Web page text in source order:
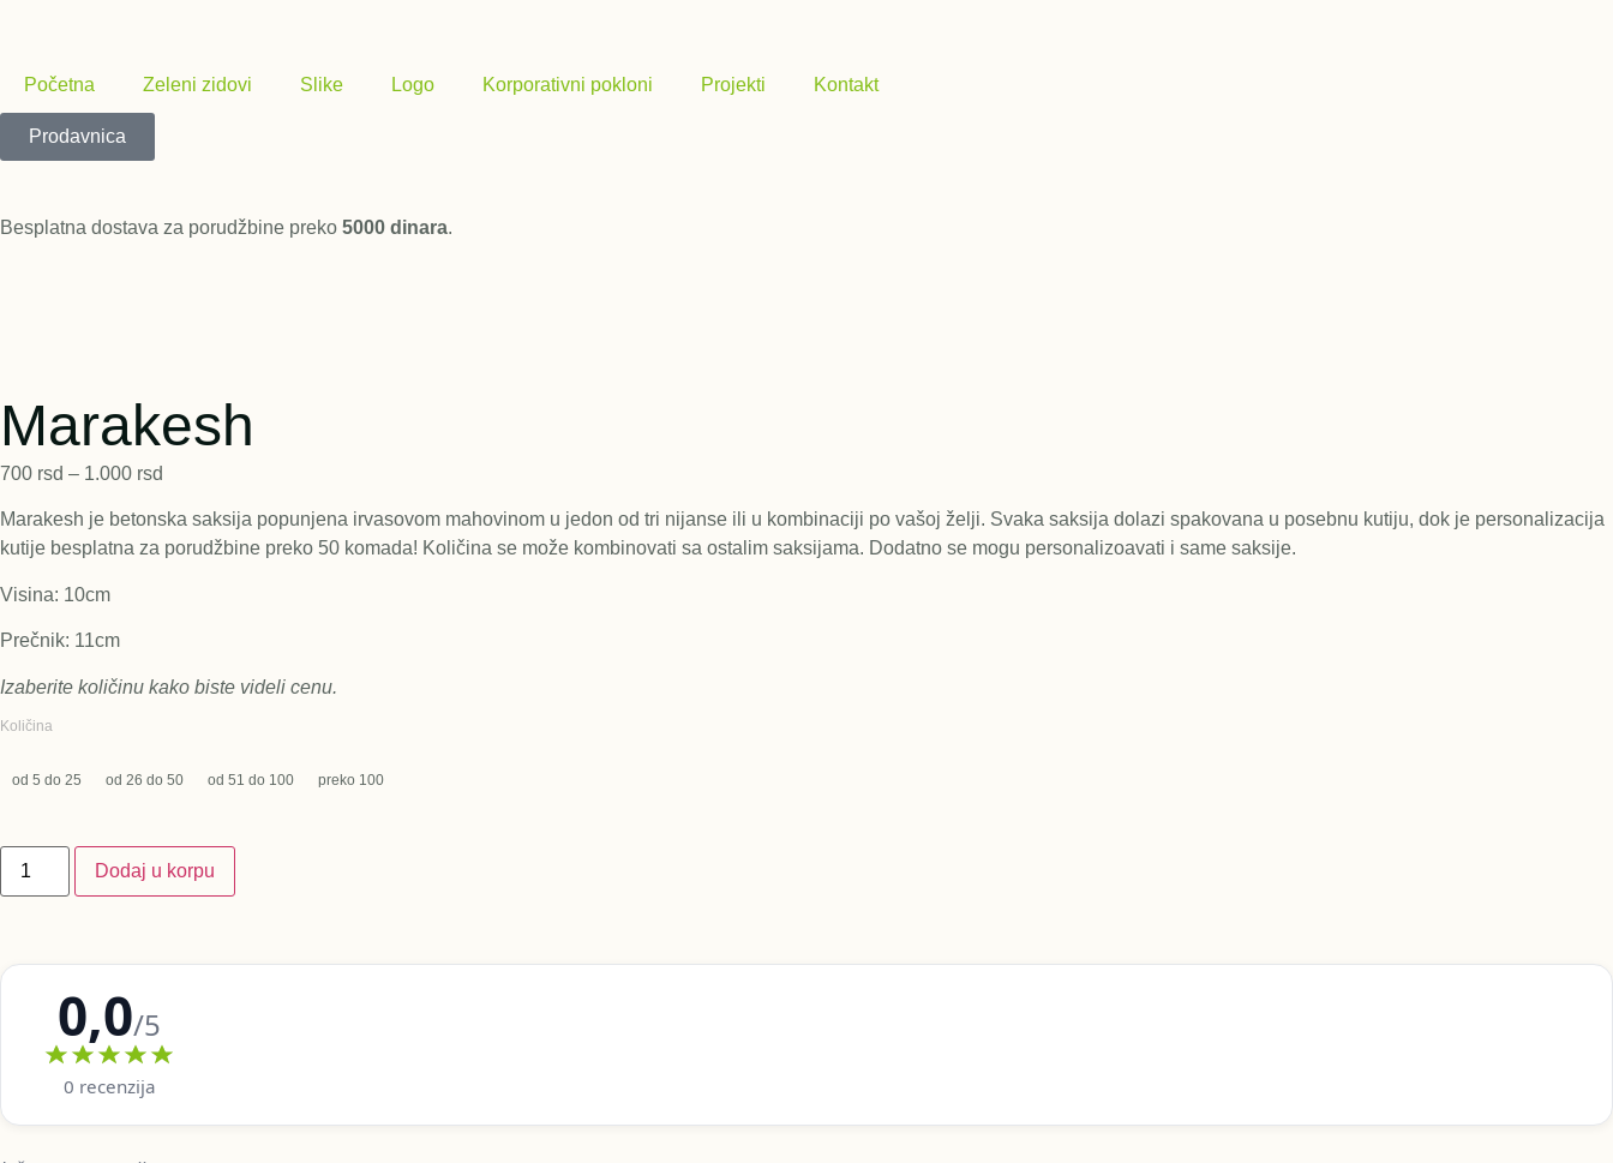
Početna Zeleni zidovi Slike Logo Korporativni pokloni Projekti Kontakt
Prodavnica
Besplatna dostava za porudžbine preko 5000 dinara.
Marakesh
700 rsd – 1.000 rsd
Marakesh je betonska saksija popunjena irvasovom mahovinom u jedon od tri nijanse ili u kombinaciji po vašoj želji. Svaka saksija dolazi spakovana u posebnu kutiju, dok je personalizacija
kutije besplatna za porudžbine preko 50 komada! Količina se može kombinovati sa ostalim saksijama. Dodatno se mogu personalizoavati i same saksije.
Visina: 10cm
Prečnik: 11cm
Izaberite količinu kako biste videli cenu.
Količina
od 5 do 25 od 26 do 50 od 51 do 100 preko 100
Dodaj u korpu
0,0/5
0 recenzija